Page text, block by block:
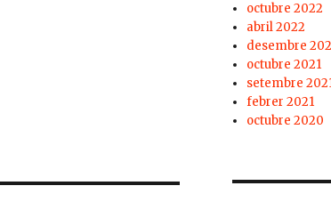
octubre 2022
abril 2022
desembre
octubre 2021
setembre
febrer 2021
octubre 2020